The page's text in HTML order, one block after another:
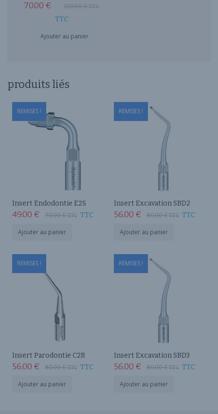
100.00€TTC
70.00 €
TTC
Ajouter au panier
produits liés
REMISES !
Insert Endodontie E2S
70.00€TTC
49.00 € TTC
Ajouter au panier
REMISES !
Insert Excavation SBD2
80.00€TTC
56.00 € TTC
Ajouter au panier
REMISES !
Insert Parodontie C2R
80.00€TTC
56.00 € TTC
Ajouter au panier
REMISES !
Insert Excavation SBD3
80.00€TTC
56.00 € TTC
Ajouter au panier